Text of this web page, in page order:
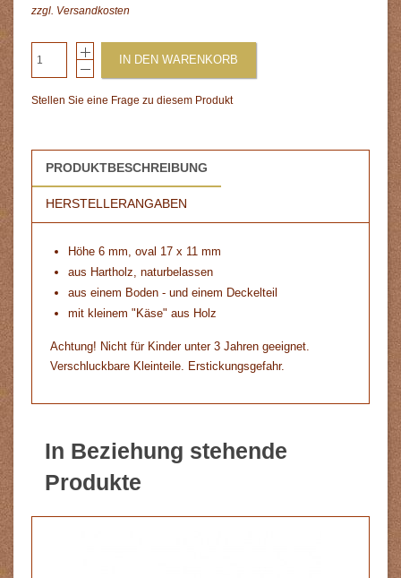
zzgl. Versandkosten
IN DEN WARENKORB
Stellen Sie eine Frage zu diesem Produkt
PRODUKTBESCHREIBUNG
HERSTELLERANGABEN
Höhe 6 mm, oval 17 x 11 mm
aus Hartholz, naturbelassen
aus einem Boden - und einem Deckelteil
mit kleinem "Käse" aus Holz
Achtung! Nicht für Kinder unter 3 Jahren geeignet.
Verschluckbare Kleinteile. Erstickungsgefahr.
In Beziehung stehende
Produkte